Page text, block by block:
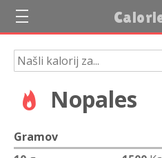
Nopales
Gramov